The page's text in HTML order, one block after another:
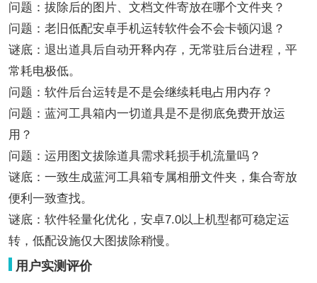
问题：拔除后的图片、文档文件寄放在哪个文件夹？
问题：老旧低配安卓手机运转软件会不会卡顿闪退？
谜底：退出道具后自动开释内存，无常驻后台进程，平
常耗电极低。
问题：软件后台运转是不是会继续耗电占用内存？
问题：蓝河工具箱内一切道具是不是彻底免费开放运
用？
问题：运用图文拔除道具需求耗损手机流量吗？
谜底：一致生成蓝河工具箱专属相册文件夹，集合寄放
便利一致查找。
谜底：软件轻量化优化，安卓7.0以上机型都可稳定运
转，低配设施仅大图拔除稍慢。
用户实测评价